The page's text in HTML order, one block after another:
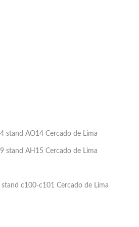
stand AO14 Cercado de Lima
stand AH15 Cercado de Lima
c100-c101 Cercado de Lima